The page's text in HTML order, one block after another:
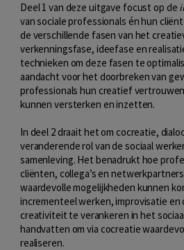
Deel 1 van deze uitgave focust op de
van sociale professionals én hun
de verschillende fasen van het
verkenningsfase, ideefase en
technieken om deze fasen te
aandacht voor het doorbreken van
professionals hun creatief
kunnen versterken en inzetten.
In deel 2 draait het om cocreatie,
veranderende rol van de sociaal
samenleving. Het benadrukt hoe
cliënten, collega’s en
waardevolle mogelijkheden kunnen
incrementeel werken, improvisatie
creativiteit te verankeren in het
handvatten om via cocreatie
realiseren.